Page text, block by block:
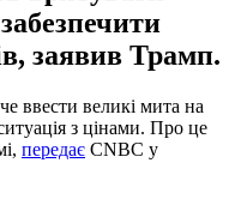
заявив Трамп.
ввести великі мита на
з цінами. Про це
передає CNBC у